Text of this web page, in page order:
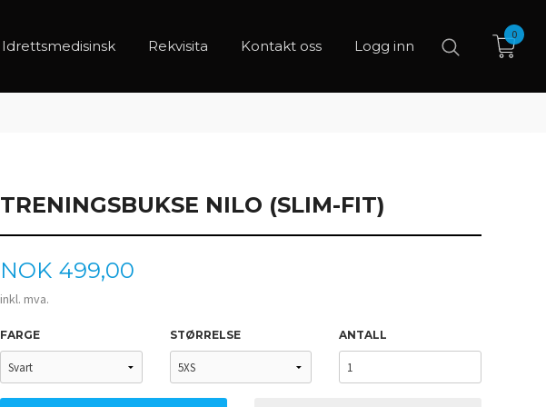
Idrettsmedisinsk Rekvisita Kontakt oss Logg inn
0
TRENINGSBUKSE NILO (SLIM-FIT)
Pris
NOK 499,00
inkl. mva.
FARGE STØRRELSE ANTALL